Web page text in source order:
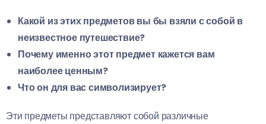
Какой из этих предметов вы бы взяли с собой в
неизвестное путешествие?
Почему именно этот предмет кажется вам
наиболее ценным?
Что он для вас символизирует?
Эти предметы представляют собой различные